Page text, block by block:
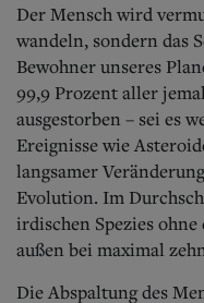
Der Mensch wird
wandeln, sondern das
Bewohner unseres
99,9 Prozent aller
ausgestorben – sei es
Ereignisse wie
langsamer
Evolution. Im
irdischen Spezies
außen bei maximal
Die Abspaltung des